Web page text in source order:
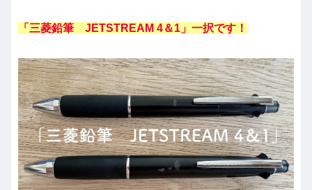
「三菱鉛筆 JETSTREAM 4＆1」一択です！